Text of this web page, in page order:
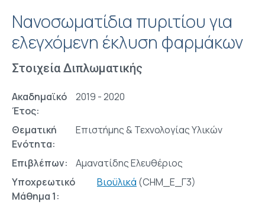
Νανοσωματίδια πυριτίου για
ελεγχόμενη έκλυση φαρμάκων
Στοιχεία Διπλωματικής
Ακαδημαϊκό
Έτος:
2019 - 2020
Θεματική
Ενότητα:
Επιστήμης & Τεχνολογίας Υλικών
Επιβλέπων:
Αμανατίδης Ελευθέριος
Υποχρεωτικό
Μάθημα 1:
Βιοϋλικά (CHM_E_Γ3)